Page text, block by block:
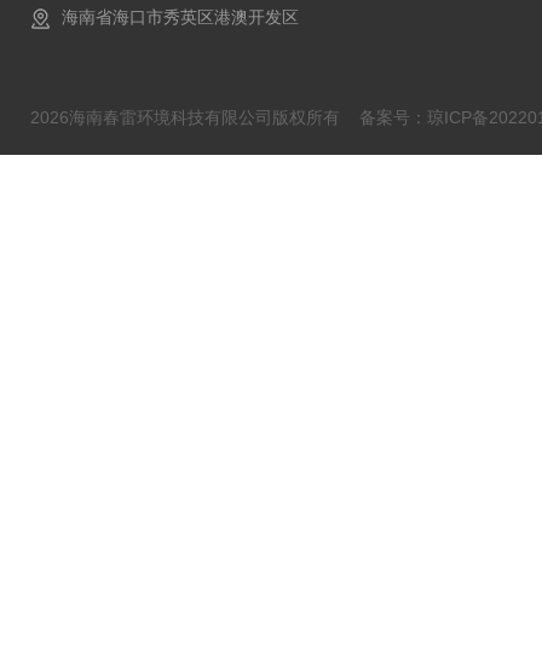
海南省海口市秀英区港澳开发区
2026海南春雷环境科技有限公司版权所有 备案号：琼ICP备